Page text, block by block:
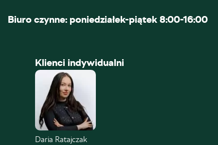
Biuro czynne: poniedziałek-piątek 8:00-16:00
Klienci indywidualni
Daria Ratajczak